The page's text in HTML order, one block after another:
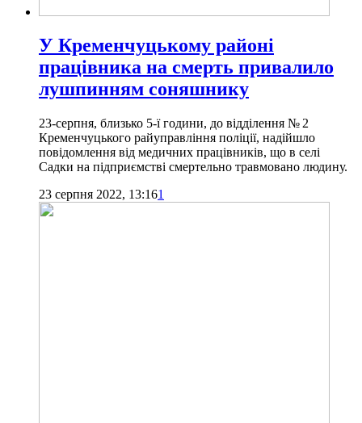
У Кременчуцькому районі
працівника на смерть привалило
лушпинням соняшнику
23-серпня, близько 5-ї години, до відділення № 2
Кременчуцького райуправління поліції, надійшло
повідомлення від медичних працівників, що в селі
Садки на підприємстві смертельно травмовано людину.
23 серпня 2022, 13:161